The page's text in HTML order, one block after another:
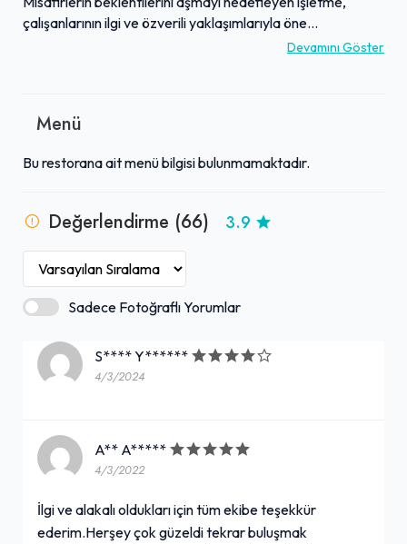
çalışanlarının ilgi ve özverili yaklaşımlarıyla öne
çıkmaktadır. Özellikle evlilik teklifi ve doğum günü gibi
hizmetler, birçok misafir tarafından beklentilerin üzerinde
Yemeklerin sıcak ve lezzetli olduğu, mekanın genel
sunduğu belirtilmektedir. İşletme, amacınız organizasyon
ise tek adres olarak tavsiye edilmektedir.
Devamını Göster
Menü
Bu restorana ait menü bilgisi bulunmamaktadır.
Değerlendirme (66) 3.9
Sadece Fotoğraflı Yorumlar
S**** Y******
4/3/2024
A** A*****
4/3/2022
İlgi ve alakalı oldukları için tüm ekibe teşekkür
ederim.Herşey çok güzeldi tekrar buluşmak